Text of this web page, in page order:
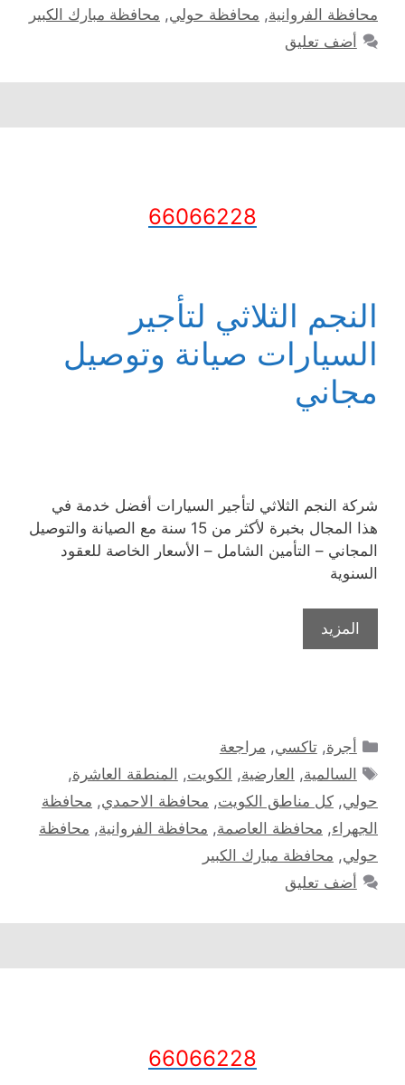
محافظة الفروانية, محافظة حولي, محافظة مبارك الكبير
أضف تعليق
66066228
النجم الثلاثي لتأجير
السيارات صيانة وتوصيل
مجاني
شركة النجم الثلاثي لتأجير السيارات أفضل خدمة في
هذا المجال بخبرة لأكثر من 15 سنة مع الصيانة والتوصيل
المجاني – التأمين الشامل – الأسعار الخاصة للعقود
السنوية
المزيد
التصنيفات
أجرة,تاكسي, مراجعة
الوسوم
السالمية, العارضية, الكويت, المنطقة العاشرة,
حولي, كل مناطق الكويت, محافظة الاحمدي, محافظة
الجهراء, محافظة العاصمة, محافظة الفروانية, محافظة
حولي, محافظة مبارك الكبير
أضف تعليق
66066228